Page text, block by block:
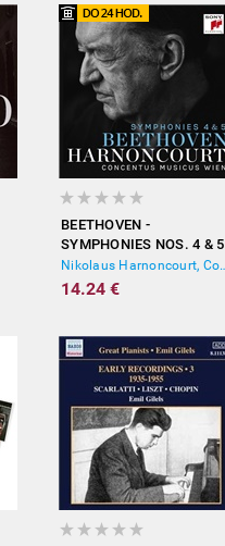
BEETHOVEN -
SYMPHONIES NOS. 4 & 5
Nikolaus
14.24 €